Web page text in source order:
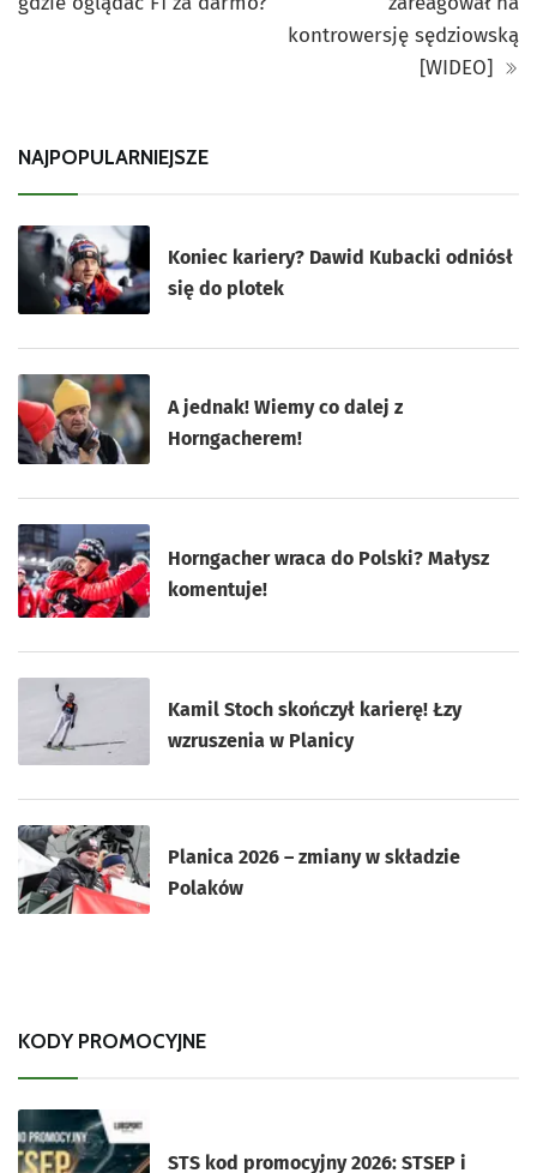
kontrowersję sędziowską
[WIDEO]
NAJPOPULARNIEJSZE
Koniec kariery? Dawid Kubacki odniósł
się do plotek
A jednak! Wiemy co dalej z
Horngacherem!
Horngacher wraca do Polski? Małysz
komentuje!
Kamil Stoch skończył karierę! Łzy
wzruszenia w Planicy
Planica 2026 – zmiany w składzie
Polaków
KODY PROMOCYJNE
STS kod promocyjny 2026: STSEP i